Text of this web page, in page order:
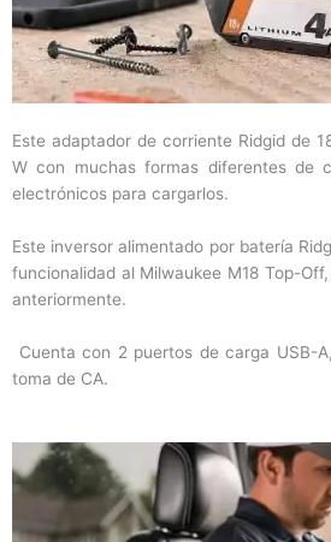
Este adaptador de corriente Ridgid de
W con muchas formas diferentes de
electrónicos para cargarlos.
Este inversor alimentado por batería
funcionalidad al Milwaukee M18 Top-
anteriormente.
Cuenta con 2 puertos de carga USB-
toma de CA.